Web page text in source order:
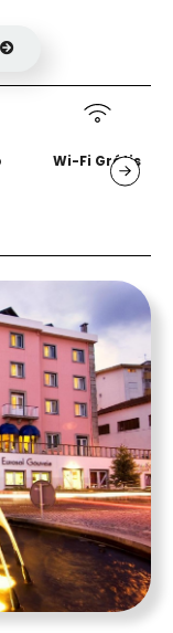
Wi-Fi Grátis